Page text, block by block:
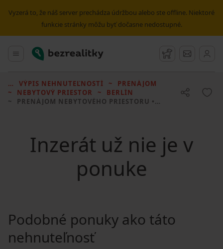
Vyzerá to, že náš server prechádza údržbou alebo ste offline. Niektoré
funkcie stránky môžu byť dočasne nedostupné.
Hlavné menu
Bezrealitky Strážny pes
Správy
VÝPIS NEHNUTEĽNOSTÍ
PRENÁJOM
NEBYTOVÝ PRIESTOR
BERLÍN
PRENÁJOM NEBYTOVÉHO PRIESTORU • 1400 M² BEZ REALITKY
Inzerát už nie je v
ponuke
Podobné ponuky ako táto
nehnuteľnosť